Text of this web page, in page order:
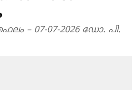
– 07-07-2026 ഡോ. പി.